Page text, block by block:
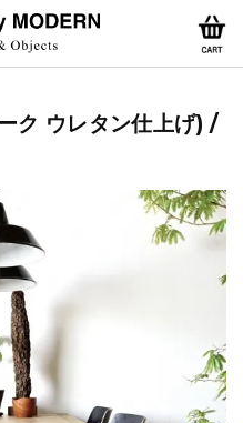
ク ウレタン仕上げ) /